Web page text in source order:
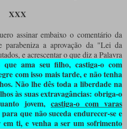
XXX
assinar embaixo o comentário da
parabeniza a aprovação da "Lei da
e acrescentar o que diz a Palavra
que ama seu filho, castiga-o com
com isso mais tarde, e não tenha
Não lhe dês toda a liberdade na
às suas extravagâncias: obriga-o
jovem, castiga-o com varas
que não suceda endurecer-se e
ti, e venha a ser um sofrimento